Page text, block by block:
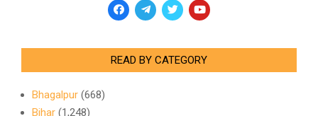
READ BY CATEGORY
Bhagalpur (668)
Bihar (1,248)